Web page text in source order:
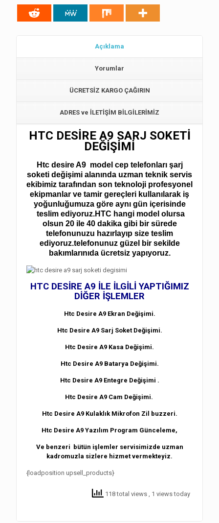
Açıklama
Yorumlar
ÜCRETSİZ KARGO ÇAĞIRIN
ADRES ve İLETİŞİM BİLGİLERİMİZ
HTC DESİRE A9 SARJ SOKETİ
DEĞİŞİMİ
Htc desire A9 model cep telefonları şarj
soketi değişimi alanında uzman teknik servis
ekibimiz tarafından son teknoloji profesyonel
ekipmanlar ve tamir gereçleri kullanılarak iş
yoğunluğumuza göre aynı gün içerisinde
teslim ediyoruz.HTC hangi model olursa
olsun 20 ile 40 dakika gibi bir sürede
telefonunuzu hazırlayıp size teslim
ediyoruz.telefonunuz güzel bir sekilde
bakımlarınıda ücretsiz yapıyoruz.
HTC DESİRE A9 İLE İLGİLİ YAPTIĞIMIZ
DİĞER İŞLEMLER
Htc Desire A9 Ekran Değişimi.
Htc Desire A9Sarj Soket Değişimi.
Htc Desire A9 Kasa Değişimi.
Htc Desire A9Batarya Değişimi.
Htc Desire A9Entegre Değişimi .
Htc Desire A9Cam Değişimi.
Htc Desire A9 Kulaklık Mikrofon Zil buzzeri.
Htc Desire A9 Yazılım Program Günceleme,
Ve benzeri bütün işlemler servisimizde uzman
kadromuzla sizlere hizmet vermekteyiz.
{loadposition upsell_products}
118 total views , 1 views today